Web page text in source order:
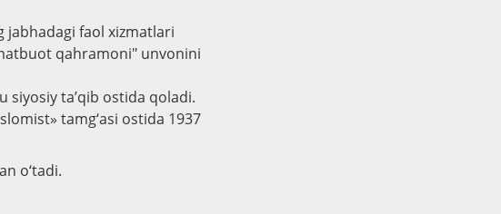
jabhadagi faol xizmatlari
qahramoni" unvonini
siyosiy ta’qib ostida qoladi.
tamg‘asi ostida 1937
o‘tadi.